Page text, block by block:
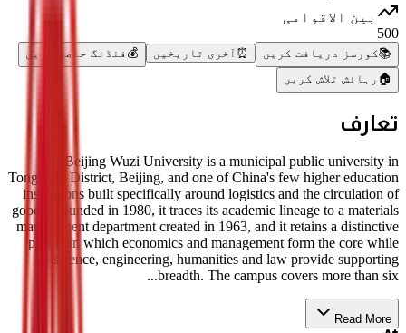
بین الاقوامی
500
📚کورسز دریافت کریں ⏰ آخری تاریخیں 💰 فنڈنگ حاصل کریں
🏠 رہائش تلاش کریں
تعارف
Beijing Wuzi University is a municipal public university in
Tongzhou District, Beijing, and one of China's few higher education
institutions built specifically around logistics and the circulation of
goods. Founded in 1980, it traces its academic lineage to a materials
management department created in 1963, and it retains a distinctive
profile in which economics and management form the core while
science, engineering, humanities and law provide supporting
breadth. The campus covers more than six...
Read More